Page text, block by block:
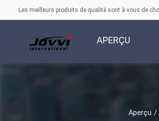
Les meilleurs produits de qualité sont à vous de
APERÇU
Aperçu /